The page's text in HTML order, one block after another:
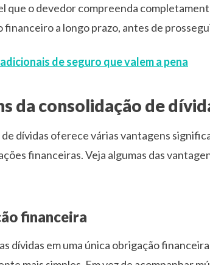
que o devedor compreenda
financeiro a longo prazo, antes de
de seguro que valem a pena
da consolidação de
dívidas oferece várias vantagens
financeiras. Veja algumas das
financeira
dívidas em uma única obrigação